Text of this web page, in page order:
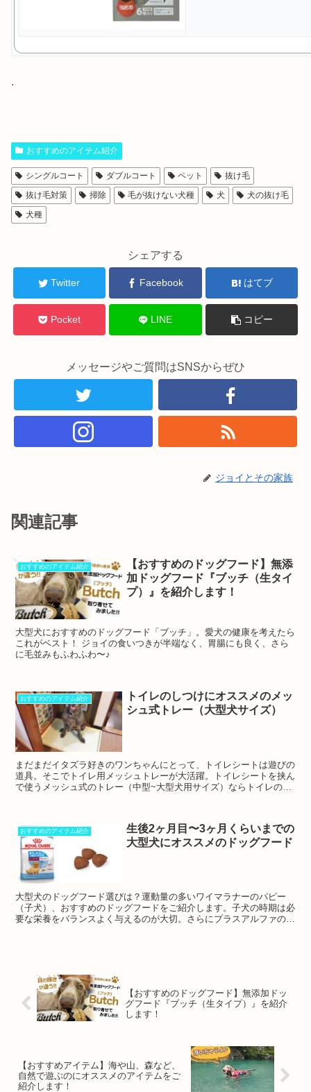
.
おすすめのアイテム紹介
シングルコート ダブルコート ペット
抜け毛
抜け毛対策
掃除 毛が抜けない犬種 犬
犬の抜け毛
犬種
シェアする
Twitter Facebook はてブ
Pocket LINE コピー
メッセージやご質問はSNSからぜひ
ジョイとその家族
関連記事
おすすめのアイテム紹介
【おすすめのドッグフード】無添
加ドッグフード『ブッチ（生タイ
プ）』を紹介します！
大型犬におすすめのドッグフード「ブッチ」。愛犬の健康を考えたら
これがベスト！ ジョイの食いつきが半端なく、胃腸にも良く、さら
に毛並みもふわふわ〜♪
おすすめのアイテム紹介
トイレのしつけにオススメのメッ
シュ式トレー（大型犬サイズ）
まだまだイタズラ好きのワンちゃんにとって、トイレシートは遊びの
道具。そこでトイレ用メッシュトレーが大活躍。トイレシートを挟ん
で使うメッシュ式のトレー（中型~大型犬用サイズ）ならトイレのし
おすすめのアイテム紹介
生後2ヶ月目〜3ヶ月くらいまでの
大型犬にオススメのドッグフード
大型犬のドッグフード選びは？運動量の多いワイマラナーのパピー
（子犬）、おすすめのドッグフードをご紹介します。子犬の時期は必
要な栄養をバランスよく与えるのが大切。さらにプラスアルファの選
【おすすめのドッグフード】無添加ドッ
グフード『ブッチ（生タイプ）』を紹介
します！
【おすすめアイテム】海や山、森など、
自然で遊ぶのにオススメのアイテムをご
紹介します！